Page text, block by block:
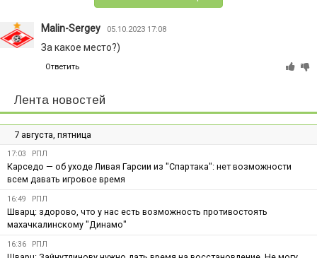
Malin-Sergey 05.10.2023 17:08
За какое место?)
Ответить
Лента новостей
7 августа, пятница
17:03 РПЛ
Карседо — об уходе Ливая Гарсии из "Спартака": нет возможности
всем давать игровое время
16:49 РПЛ
Шварц: здорово, что у нас есть возможность противостоять
махачкалинскому "Динамо"
16:36 РПЛ